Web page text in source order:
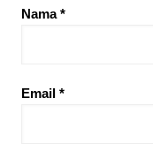
Nama*
Email *